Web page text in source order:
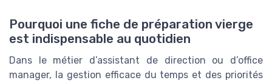
Pourquoi une fiche de préparation vierge
est indispensable au quotidien
Dans le métier d’assistant de direction ou d’office
manager, la gestion efficace du temps et des priorités